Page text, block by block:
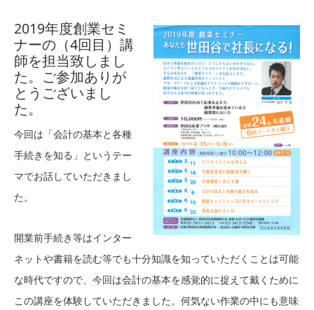
2019年度創業セミ
ナーの（4回目）講
師を担当致しまし
た。ご参加ありが
とうございまし
た。
今回は「会計の基本と各種
手続きを知る」というテー
マでお話していただきまし
た。
開業前手続き等はインター
ネットや書籍を読む等でも十分知識を知っていただくことは可能
な時代ですので、今回は会計の基本を感覚的に捉えて戴くために
この講座を体験していただきました。何気ない作業の中にも意味